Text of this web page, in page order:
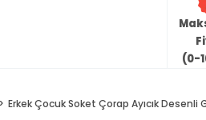
(0-
Erkek Çocuk Soket Çorap Ayıcık Desenli